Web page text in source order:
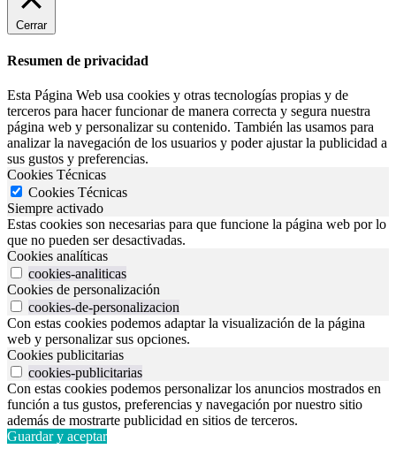
Cerrar
Resumen de privacidad
Esta Página Web usa cookies y otras tecnologías propias y de
terceros para hacer funcionar de manera correcta y segura nuestra
página web y personalizar su contenido. También las usamos para
analizar la navegación de los usuarios y poder ajustar la publicidad a
sus gustos y preferencias.
Cookies Técnicas
Cookies Técnicas
Siempre activado
Estas cookies son necesarias para que funcione la página web por lo
que no pueden ser desactivadas.
Cookies analíticas
cookies-analiticas
Cookies de personalización
cookies-de-personalizacion
Con estas cookies podemos adaptar la visualización de la página
web y personalizar sus opciones.
Cookies publicitarias
cookies-publicitarias
Con estas cookies podemos personalizar los anuncios mostrados en
función a tus gustos, preferencias y navegación por nuestro sitio
además de mostrarte publicidad en sitios de terceros.
Guardar y aceptar